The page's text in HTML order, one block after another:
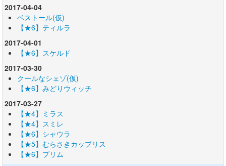
2017-04-04
ベストール(仮)
【★6】ティルラ
2017-04-01
【★6】スケルド
2017-03-30
クールなシェゾ(仮)
【★6】みどりウィッチ
2017-03-27
【★4】ミラス
【★4】スミレ
【★6】シャウラ
【★5】むらさきカップリス
【★6】プリム